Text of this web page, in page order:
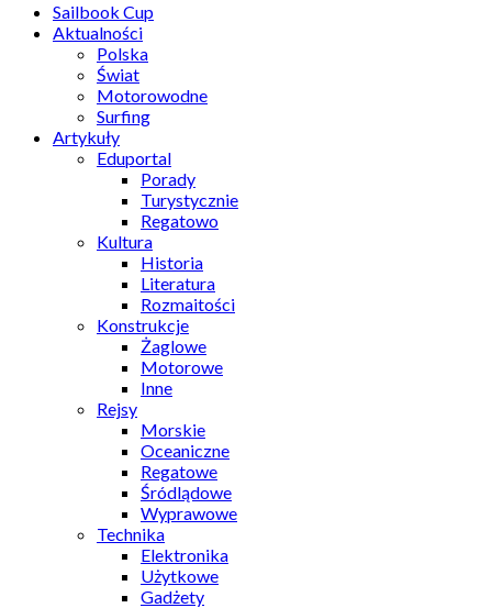
Sailbook Cup
Aktualności
Polska
Świat
Motorowodne
Surfing
Artykuły
Eduportal
Porady
Turystycznie
Regatowo
Kultura
Historia
Literatura
Rozmaitości
Konstrukcje
Żaglowe
Motorowe
Inne
Rejsy
Morskie
Oceaniczne
Regatowe
Śródlądowe
Wyprawowe
Technika
Elektronika
Użytkowe
Gadżety